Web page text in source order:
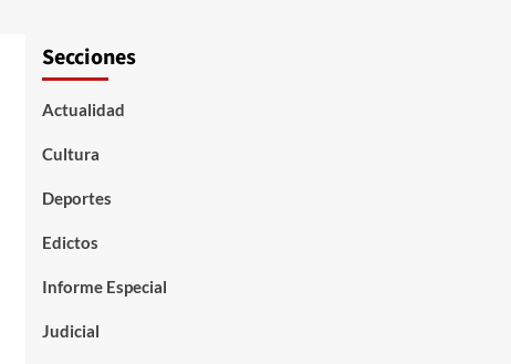
Secciones
Actualidad
Cultura
Deportes
Edictos
Informe Especial
Judicial